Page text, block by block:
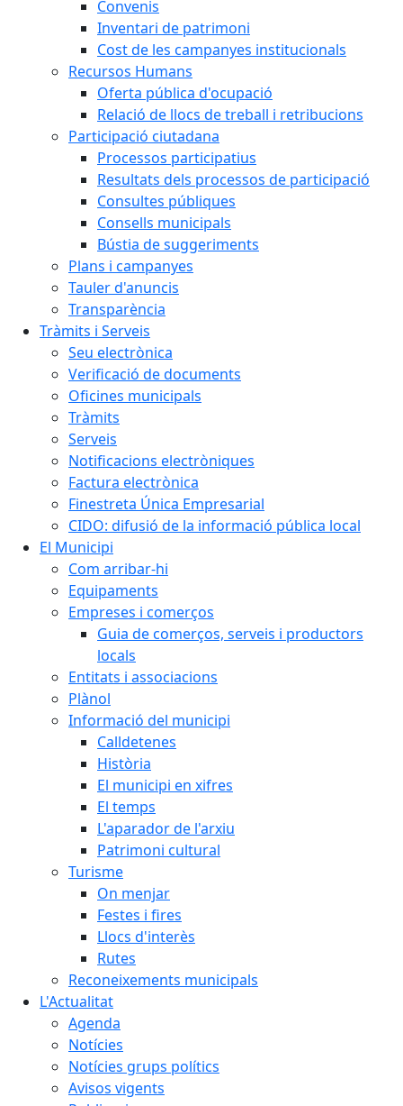
Convenis
Inventari de patrimoni
Cost de les campanyes institucionals
Recursos Humans
Oferta pública d'ocupació
Relació de llocs de treball i retribucions
Participació ciutadana
Processos participatius
Resultats dels processos de participació
Consultes públiques
Consells municipals
Bústia de suggeriments
Plans i campanyes
Tauler d'anuncis
Transparència
Tràmits i Serveis
Seu electrònica
Verificació de documents
Oficines municipals
Tràmits
Serveis
Notificacions electròniques
Factura electrònica
Finestreta Única Empresarial
CIDO: difusió de la informació pública local
El Municipi
Com arribar-hi
Equipaments
Empreses i comerços
Guia de comerços, serveis i productors
locals
Entitats i associacions
Plànol
Informació del municipi
Calldetenes
Història
El municipi en xifres
El temps
L'aparador de l'arxiu
Patrimoni cultural
Turisme
On menjar
Festes i fires
Llocs d'interès
Rutes
Reconeixements municipals
L'Actualitat
Agenda
Notícies
Notícies grups polítics
Avisos vigents